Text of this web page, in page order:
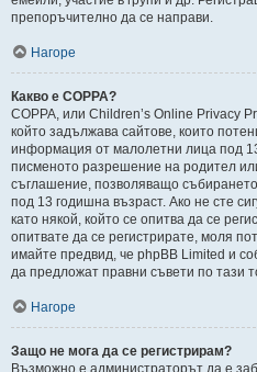
препоръчително да се направи.
Нагоре
Какво е COPPA?
COPPA, или Children’s Online Privacy
който задължава сайтове, които
информация от малолетни лица под
писменото разрешение на родител
съглашение, позволяващо
под 13 годишна възраст. Ако не сте
като някой, който се опитва да се
опитвате да се регистрирате, моля
имайте предвид, че phpBB Limited и
да предложат правни съвети по тази
Нагоре
Защо не мога да се регистрирам?
Възможно е администраторът да е